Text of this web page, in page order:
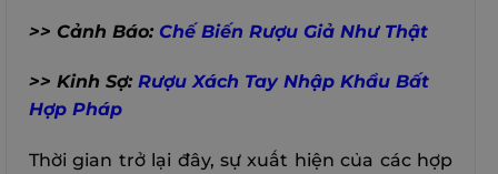
>> Cảnh Báo: Chế Biến Rượu Giả Như Thật
>> Kinh Sợ: Rượu Xách Tay Nhập Khẩu Bất
Hợp Pháp
Thời gian trở lại đây, sự xuất hiện của các hợp